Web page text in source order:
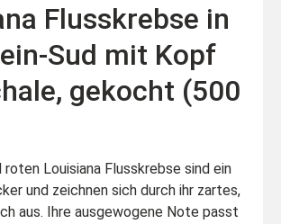
Flusskrebse in
Sud mit Kopf
gekocht (500
Louisiana Flusskrebse sind ein
und zeichnen sich durch ihr zartes,
aus. Ihre ausgewogene Note passt